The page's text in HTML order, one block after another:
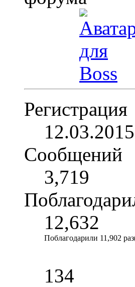
Регистрация
12.03.2015
Сообщений
3,719
12,632
Поблагодарили 11,902
134